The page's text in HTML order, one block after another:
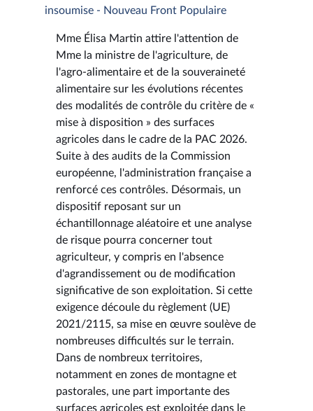
insoumise - Nouveau Front Populaire
Mme Élisa Martin attire l'attention de
Mme la ministre de l'agriculture, de
l'agro-alimentaire et de la souveraineté
alimentaire sur les évolutions récentes
des modalités de contrôle du critère de «
mise à disposition » des surfaces
agricoles dans le cadre de la PAC 2026.
Suite à des audits de la Commission
européenne, l'administration française a
renforcé ces contrôles. Désormais, un
dispositif reposant sur un
échantillonnage aléatoire et une analyse
de risque pourra concerner tout
agriculteur, y compris en l'absence
d'agrandissement ou de modification
significative de son exploitation. Si cette
exigence découle du règlement (UE)
2021/2115, sa mise en œuvre soulève de
nombreuses difficultés sur le terrain.
Dans de nombreux territoires,
notamment en zones de montagne et
pastorales, une part importante des
surfaces agricoles est exploitée dans le